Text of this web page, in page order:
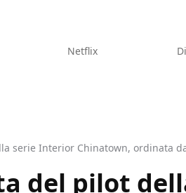
Netflix
serie Interior Chinatown, ordinata
del pilot